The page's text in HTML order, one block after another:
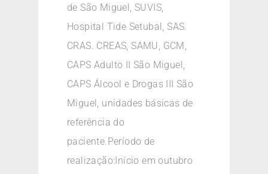
de São Miguel, SUVIS,
Hospital Tide Setubal, SAS.
CRAS. CREAS, SAMU, GCM,
CAPS Adulto II São Miguel,
CAPS Álcool e Drogas III São
Miguel, unidades básicas de
referência do
paciente.Período de
realização:Início em outubro